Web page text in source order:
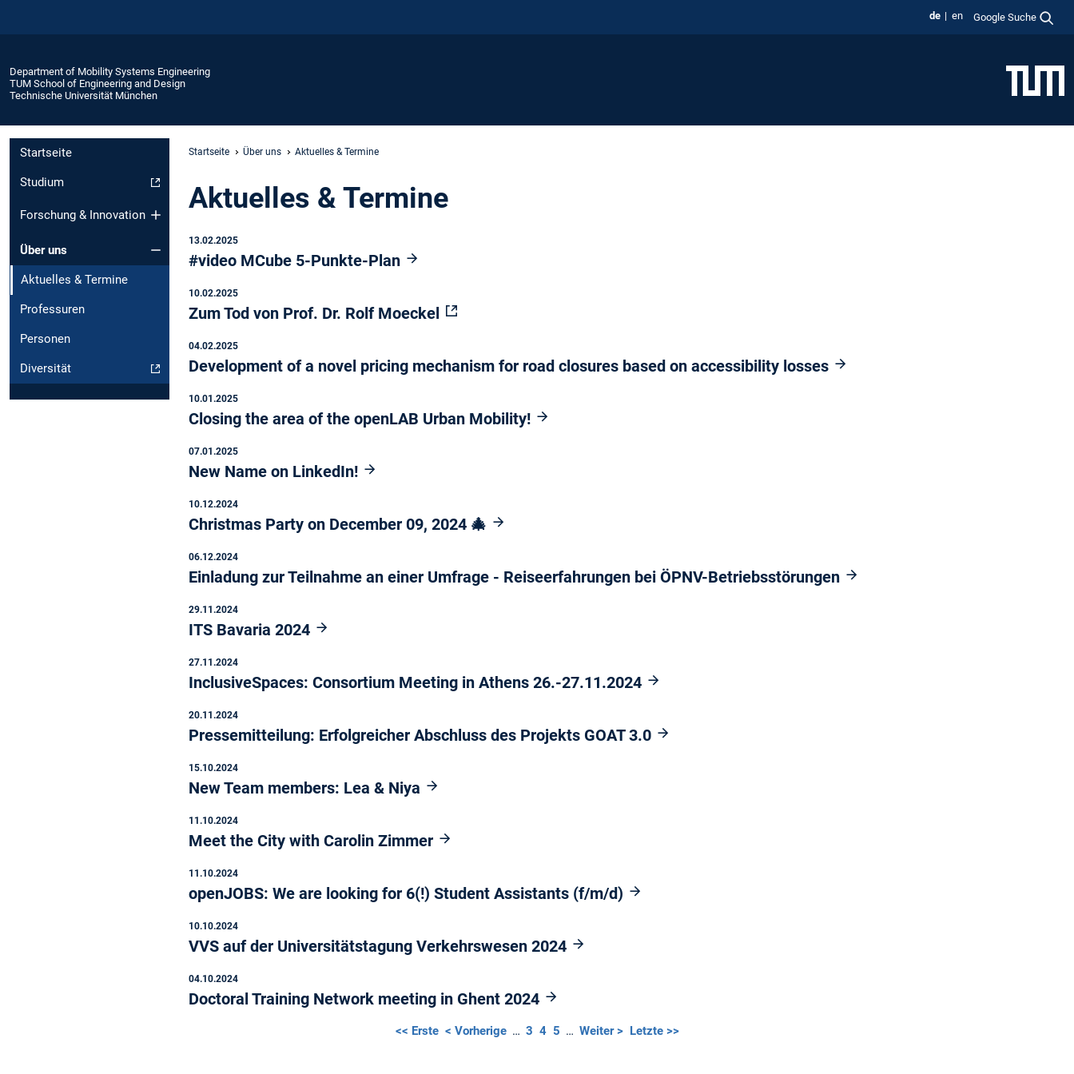
de en Google Suche
Department of Mobility Systems Engineering
TUM School of Engineering and Design
Technische Universität München
Startseite
Studium
Forschung & Innovation
Über uns
Aktuelles & Termine
Professuren
Personen
Diversität
Startseite Über uns Aktuelles & Termine
Aktuelles & Termine
13.02.2025
#video MCube 5-Punkte-Plan
10.02.2025
Zum Tod von Prof. Dr. Rolf Moeckel
04.02.2025
Development of a novel pricing mechanism for road closures based on accessibility losses
10.01.2025
Closing the area of the openLAB Urban Mobility!
07.01.2025
New Name on LinkedIn!
10.12.2024
Christmas Party on December 09, 2024 🎄
06.12.2024
Einladung zur Teilnahme an einer Umfrage - Reiseerfahrungen bei ÖPNV-Betriebsstörungen
29.11.2024
ITS Bavaria 2024
27.11.2024
InclusiveSpaces: Consortium Meeting in Athens 26.-27.11.2024
20.11.2024
Pressemitteilung: Erfolgreicher Abschluss des Projekts GOAT 3.0
15.10.2024
New Team members: Lea & Niya
11.10.2024
Meet the City with Carolin Zimmer
11.10.2024
openJOBS: We are looking for 6(!) Student Assistants (f/m/d)
10.10.2024
VVS auf der Universitätstagung Verkehrswesen 2024
04.10.2024
Doctoral Training Network meeting in Ghent 2024
<< Erste < Vorherige … 3 4 5 … Weiter > Letzte >>